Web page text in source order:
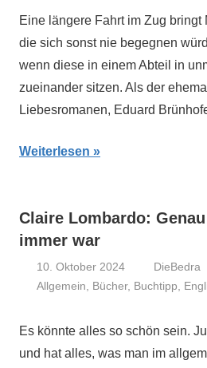
Eine längere Fahrt im Zug bringt
die sich sonst nie begegnen
wenn diese in einem Abteil in
zueinander sitzen. Als der
Liebesromanen, Eduard
Weiterlesen
Claire Lombardo:
immer war
10. Oktober 2024
DieBedra
Allgemein
Bücher, Buchtipp
Es könnte alles so schön sein.
und hat alles, was man im